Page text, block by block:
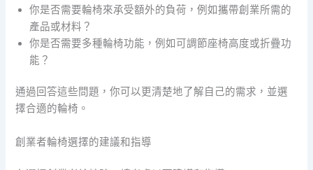
你是否需要輪椅來承受額外的負荷，例如攜帶創業所需的
產品或材料？
你是否需要多種輪椅功能，例如可調節座椅高度或折疊功
能？
通過回答這些問題，你可以更清楚地了解自己的需求，並選
擇合適的輪椅。
創業者輪椅選擇的建議和指導